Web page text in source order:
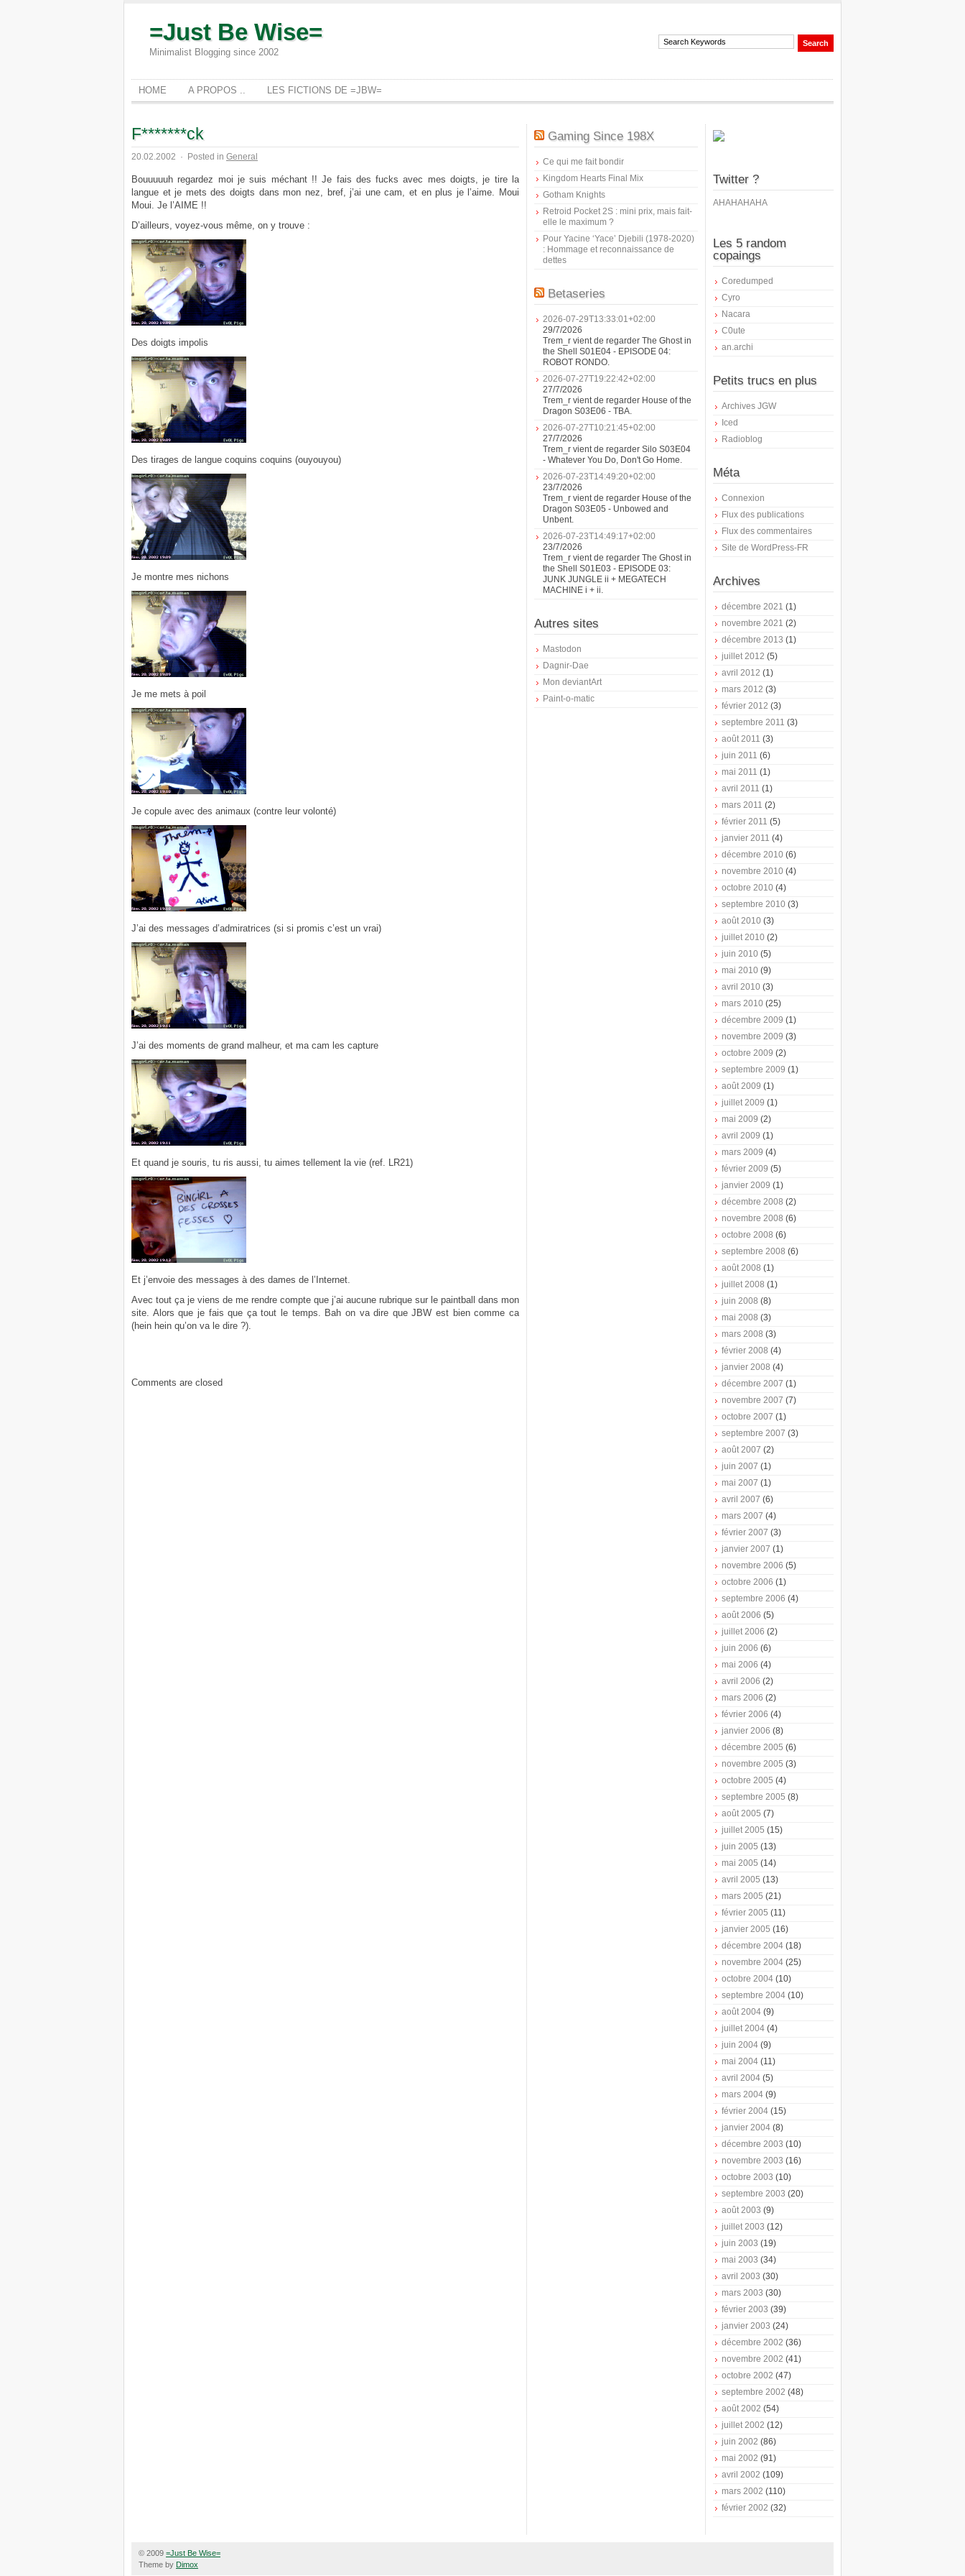
=Just Be Wise=
Minimalist Blogging since 2002
HOME A PROPOS .. LES FICTIONS DE =JBW=
F*******ck
20.02.2002 · Posted in General
Bouuuuuh regardez moi je suis méchant !! Je fais des fucks avec mes doigts, je tire la
langue et je mets des doigts dans mon nez, bref, j’ai une cam, et en plus je l’aime. Moui
Moui. Je l’AIME !!
D’ailleurs, voyez-vous même, on y trouve :
Des doigts impolis
Des tirages de langue coquins coquins (ouyouyou)
Je montre mes nichons
Je me mets à poil
Je copule avec des animaux (contre leur volonté)
J’ai des messages d’admiratrices (si si promis c’est un vrai)
J’ai des moments de grand malheur, et ma cam les capture
Et quand je souris, tu ris aussi, tu aimes tellement la vie (ref. LR21)
Et j’envoie des messages à des dames de l’Internet.
Avec tout ça je viens de me rendre compte que j’ai aucune rubrique sur le paintball dans mon
site. Alors que je fais que ça tout le temps. Bah on va dire que JBW est bien comme ca
(hein hein qu’on va le dire ?).
Comments are closed
Gaming Since 198X
Ce qui me fait bondir
Kingdom Hearts Final Mix
Gotham Knights
Retroid Pocket 2S : mini prix, mais fait-
elle le maximum ?
Pour Yacine ‘Yace’ Djebili (1978-2020)
: Hommage et reconnaissance de
dettes
Betaseries
2026-07-29T13:33:01+02:00
29/7/2026
Trem_r vient de regarder The Ghost in
the Shell S01E04 - EPISODE 04:
ROBOT RONDO.
2026-07-27T19:22:42+02:00
27/7/2026
Trem_r vient de regarder House of the
Dragon S03E06 - TBA.
2026-07-27T10:21:45+02:00
27/7/2026
Trem_r vient de regarder Silo S03E04
- Whatever You Do, Don't Go Home.
2026-07-23T14:49:20+02:00
23/7/2026
Trem_r vient de regarder House of the
Dragon S03E05 - Unbowed and
Unbent.
2026-07-23T14:49:17+02:00
23/7/2026
Trem_r vient de regarder The Ghost in
the Shell S01E03 - EPISODE 03:
JUNK JUNGLE ii + MEGATECH
MACHINE i + ii.
Autres sites
Mastodon
Dagnir-Dae
Mon deviantArt
Paint-o-matic
Twitter ?
AHAHAHAHA
Les 5 random
copaings
Coredumped
Cyro
Nacara
C0ute
an.archi
Petits trucs en plus
Archives JGW
Iced
Radioblog
Méta
Connexion
Flux des publications
Flux des commentaires
Site de WordPress-FR
Archives
décembre 2021 (1)
novembre 2021 (2)
décembre 2013 (1)
juillet 2012 (5)
avril 2012 (1)
mars 2012 (3)
février 2012 (3)
septembre 2011 (3)
août 2011 (3)
juin 2011 (6)
mai 2011 (1)
avril 2011 (1)
mars 2011 (2)
février 2011 (5)
janvier 2011 (4)
décembre 2010 (6)
novembre 2010 (4)
octobre 2010 (4)
septembre 2010 (3)
août 2010 (3)
juillet 2010 (2)
juin 2010 (5)
mai 2010 (9)
avril 2010 (3)
mars 2010 (25)
décembre 2009 (1)
novembre 2009 (3)
octobre 2009 (2)
septembre 2009 (1)
août 2009 (1)
juillet 2009 (1)
mai 2009 (2)
avril 2009 (1)
mars 2009 (4)
février 2009 (5)
janvier 2009 (1)
décembre 2008 (2)
novembre 2008 (6)
octobre 2008 (6)
septembre 2008 (6)
août 2008 (1)
juillet 2008 (1)
juin 2008 (8)
mai 2008 (3)
mars 2008 (3)
février 2008 (4)
janvier 2008 (4)
décembre 2007 (1)
novembre 2007 (7)
octobre 2007 (1)
septembre 2007 (3)
août 2007 (2)
juin 2007 (1)
mai 2007 (1)
avril 2007 (6)
mars 2007 (4)
février 2007 (3)
janvier 2007 (1)
novembre 2006 (5)
octobre 2006 (1)
septembre 2006 (4)
août 2006 (5)
juillet 2006 (2)
juin 2006 (6)
mai 2006 (4)
avril 2006 (2)
mars 2006 (2)
février 2006 (4)
janvier 2006 (8)
décembre 2005 (6)
novembre 2005 (3)
octobre 2005 (4)
septembre 2005 (8)
août 2005 (7)
juillet 2005 (15)
juin 2005 (13)
mai 2005 (14)
avril 2005 (13)
mars 2005 (21)
février 2005 (11)
janvier 2005 (16)
décembre 2004 (18)
novembre 2004 (25)
octobre 2004 (10)
septembre 2004 (10)
août 2004 (9)
juillet 2004 (4)
juin 2004 (9)
mai 2004 (11)
avril 2004 (5)
mars 2004 (9)
février 2004 (15)
janvier 2004 (8)
décembre 2003 (10)
novembre 2003 (16)
octobre 2003 (10)
septembre 2003 (20)
août 2003 (9)
juillet 2003 (12)
juin 2003 (19)
mai 2003 (34)
avril 2003 (30)
mars 2003 (30)
février 2003 (39)
janvier 2003 (24)
décembre 2002 (36)
novembre 2002 (41)
octobre 2002 (47)
septembre 2002 (48)
août 2002 (54)
juillet 2002 (12)
juin 2002 (86)
mai 2002 (91)
avril 2002 (109)
mars 2002 (110)
février 2002 (32)
© 2009 =Just Be Wise=
Theme by Dimox